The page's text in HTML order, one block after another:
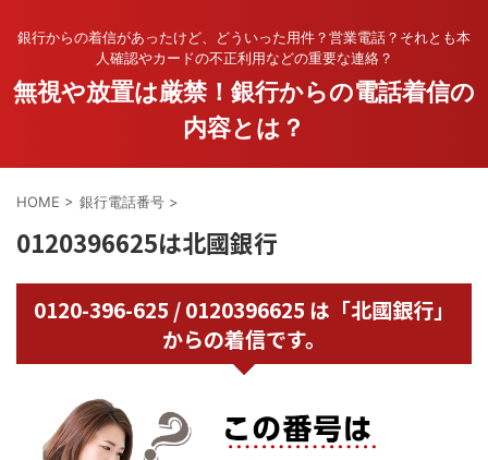
銀行からの着信があったけど、どういった用件？営業電話？それとも本
人確認やカードの不正利用などの重要な連絡？
無視や放置は厳禁！銀行からの電話着信の
内容とは？
HOME > 銀行電話番号 >
0120396625は北國銀行
0120-396-625 / 0120396625 は「北國銀行」
からの着信です。